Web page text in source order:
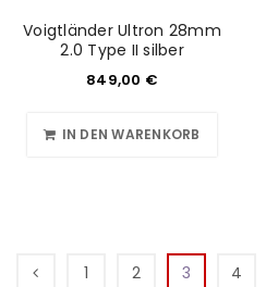
Voigtländer Ultron 28mm
2.0 Type II silber
849,00 €
IN DEN WARENKORB
1 2 3 4